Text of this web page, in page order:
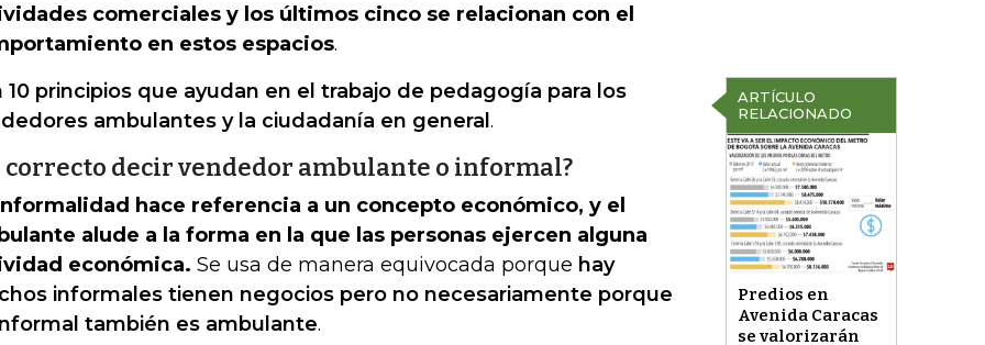
comerciales y los últimos cinco se relacionan con el
en estos espacios.
ARTÍCULO
RELACIONADO
Predios en
Avenida Caracas
se valorizarán
10 principios que ayudan en el trabajo de pedagogía para los
ambulantes y la ciudadanía en general .
correcto decir vendedor ambulante o informal?
hace referencia a un concepto económico, y el
alude a la forma en la que las personas ejercen alguna
económica. Se usa de manera equivocada porque hay
informales tienen negocios pero no necesariamente porque
también es ambulante.